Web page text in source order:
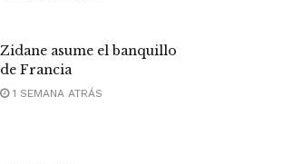
Zidane asume el banquillo
de Francia
1 SEMANA ATRÁS